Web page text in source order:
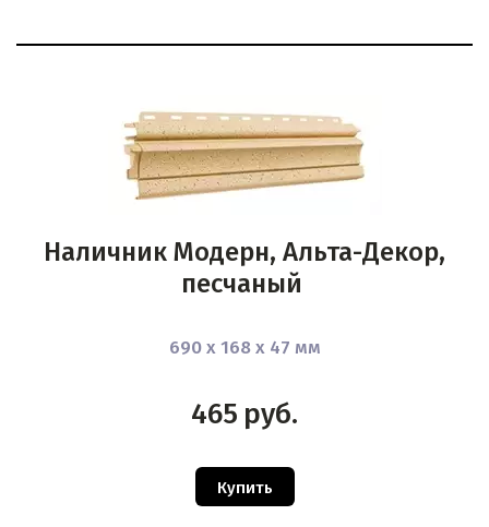
Наличник Модерн, Альта-Декор,
песчаный
690 х 168 х 47 мм
465 руб.
Купить